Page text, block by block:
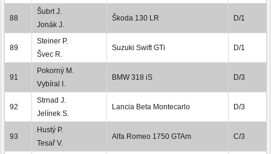
88
Šubrt J.
Jonák J.
Škoda 130 LR D/1
89
Steiner P.
Švec R.
Suzuki Swift GTi D/1
91
Pokorný M.
Vybíral I.
BMW 318 iS D/3
92
Strnad J.
Jelínek S.
Lancia Beta Montecarlo D/3
93
Hustý P.
Tesař V.
Alfa Romeo 1750 GTAm C/3